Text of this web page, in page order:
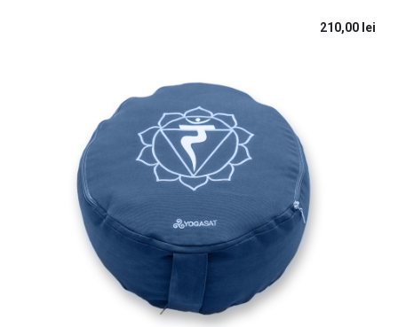
210,00 lei